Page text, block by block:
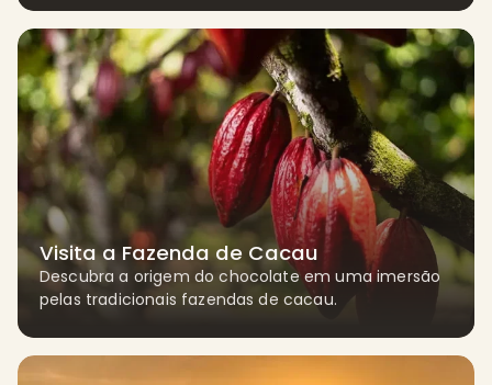
Visita a Fazenda de Cacau
Descubra a origem do chocolate em uma imersão
pelas tradicionais fazendas de cacau.